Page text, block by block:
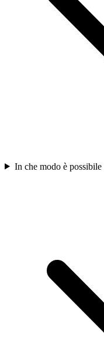
In che modo è